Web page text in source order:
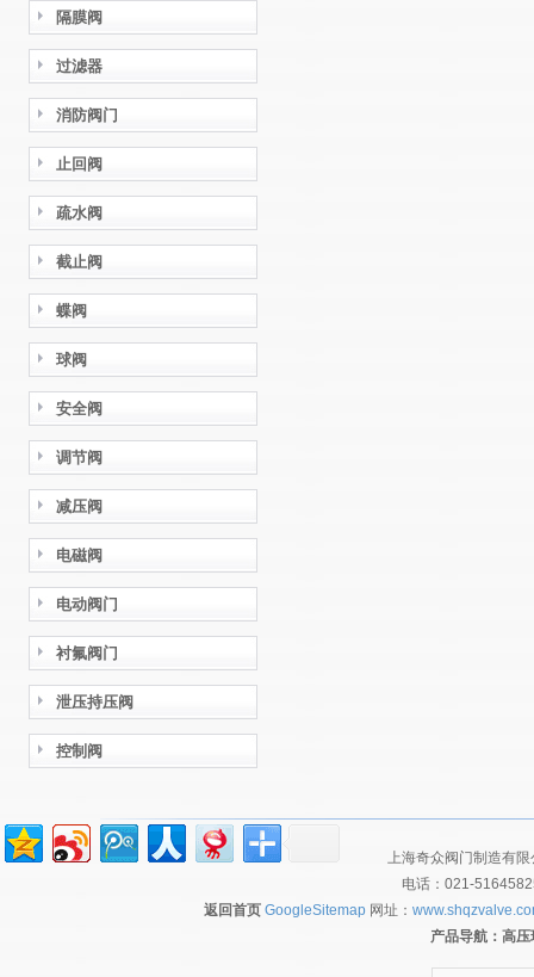
隔膜阀
过滤器
消防阀门
止回阀
疏水阀
截止阀
蝶阀
球阀
安全阀
调节阀
减压阀
电磁阀
电动阀门
衬氟阀门
泄压持压阀
控制阀
上海奇众阀门制造有
电话：021-
返回首页 GoogleSitemap 网址：
产品导航： 高压